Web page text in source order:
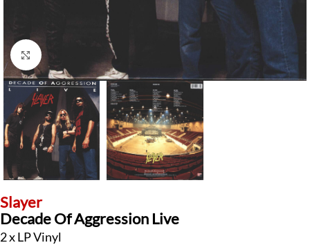
Klick zum Vergrößern
Slayer
Decade Of Aggression Live
2 x LP Vinyl